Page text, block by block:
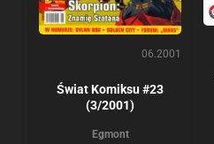
06.2001
Świat Komiksu #23
(3/2001)
Egmont